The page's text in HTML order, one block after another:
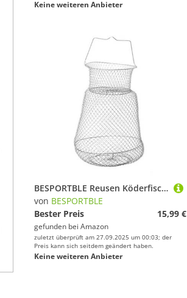
Keine weiteren Anbieter
BESPORTBLE Reusen Köderfischreuse Köder Fischreuse Krebsreuse Metall Aalreuse Faltbare Angel Fischernetz Fischfalle Netz Zubehör für Fisch Garnele Hummer Crayfish Minnow
von BESPORTBLE
Bester Preis
15,99 €
gefunden bei Amazon
zuletzt überprüft am 27.09.2025 um 00:03; der
Preis kann sich seitdem geändert haben.
Keine weiteren Anbieter